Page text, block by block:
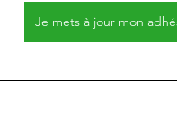
Je mets à jour mon